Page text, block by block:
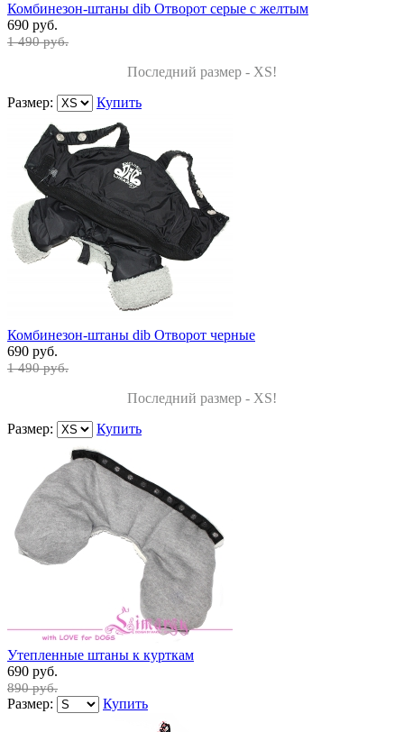
Комбинезон-штаны dib Отворот серые с желтым
690 руб.
1 490 руб.
Последний размер - XS!
Размер:
Купить
Комбинезон-штаны dib Отворот черные
690 руб.
1 490 руб.
Последний размер - XS!
Размер:
Купить
Утепленные штаны к курткам
690 руб.
890 руб.
Размер: Купить